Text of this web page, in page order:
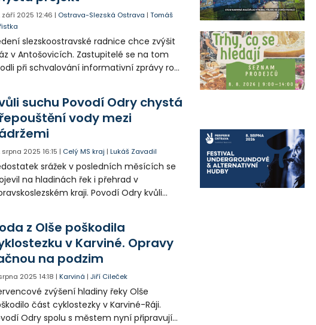
září 2025 12:46 | Ostrava-Slezská Ostrava |Tomáš
slezskoostravské radnice chce zvýšit
v Antošovicích. Zastupitelé se na tom
při schvalování informativní zprávy rok
města zaplavena vodou z řeky Odry.
podnik Povodí Odry prý už na projektu
suchu Povodí Odry chystá
vody mezi
srpna 2025 16:15 | Celý MS kraj |Lukáš Zavadil
srážek v posledních měsících se
na hladinách řek i přehrad v
kraji. Povodí Odry kvůli
do Kružberku. Zásobování pitnou vodou
zajištěno.
z Olše poškodila
v Karviné. Opravy
na podzim
srpna 2025 14:18 |Karviná |Jiří Cileček
zvýšení hladiny řeky Olše
část cyklostezky v Karviné-Ráji.
Odry spolu s městem nyní připravují